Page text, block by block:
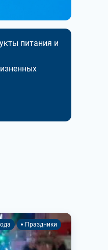
питания и
Праздники